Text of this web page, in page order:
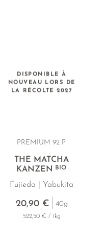
DISPONIBLE À
NOUVEAU LORS DE
LA RÉCOLTE 2027
PREMIUM 92 P.
THÉ MATCHA
KANZENBIO
Fujieda | Yabukita
20,90 € 40g
522,50 € / 1kg